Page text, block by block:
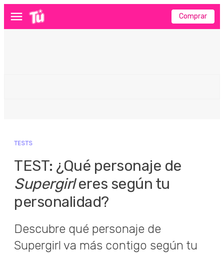
Menú Comprar
TESTS
TEST: ¿Qué personaje de
Supergirleres según tu
personalidad?
Descubre qué personaje de
Supergirl va más contigo según tu